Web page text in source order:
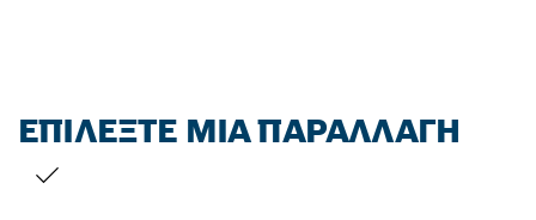
ΕΠΙΛΈΞΤΕ ΜΙΑ ΠΑΡΑΛΛΑΓΉ